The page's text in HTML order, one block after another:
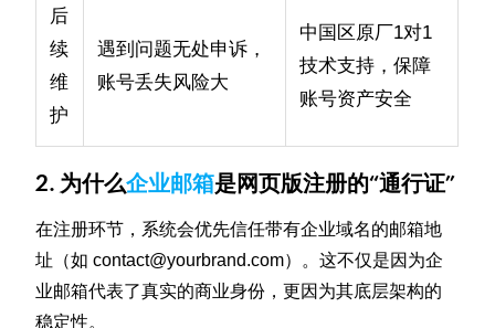
后
续
维
护
遇到问题无处申诉，
账号丢失风险大
中国区原厂1对1
技术支持，保障
账号资产安全
2. 为什么企业邮箱是网页版注册的“通行证”
在注册环节，系统会优先信任带有企业域名的邮箱地
址（如 contact@yourbrand.com）。这不仅是因为企
业邮箱代表了真实的商业身份，更因为其底层架构的
稳定性。